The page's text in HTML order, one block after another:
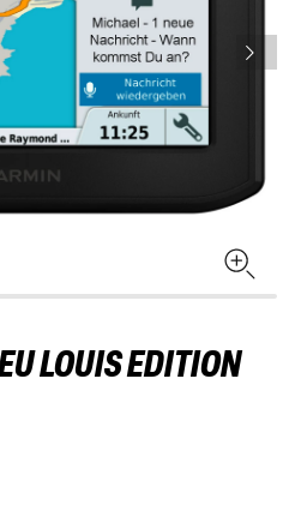
LOUIS EDITION